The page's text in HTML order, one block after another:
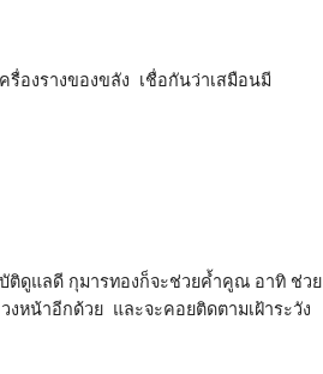
รื่องรางของขลัง เชื่อกันว่าเสมือนมี
ติดูแลดี กุมารทองก็จะช่วยค้ำคูณ อาทิ ช่วย
หน้าอีกด้วย และจะคอยติดตามเฝ้าระวัง